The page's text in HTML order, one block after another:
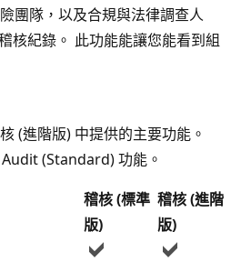
團隊，以及合規與法律調查人
核紀錄。 此功能能讓您能看到組
(進階版) 中提供的主要功能。
(Standard) 功能。
稽核 (標準
版)
稽核 (進階
版)